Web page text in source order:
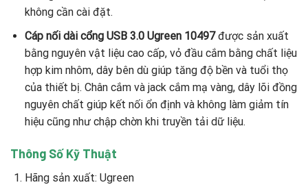
không cần cài đặt.
Cáp nối dài cổng USB 3.0 Ugreen 10497được sản xuất
bằng nguyên vật liệu cao cấp, vỏ đầu cắm bằng chất liệu
hợp kim nhôm, dây bên dù giúp tăng độ bền và tuổi thọ
của thiết bị. Chân cắm và jack cắm mạ vàng, dây lõi đồng
nguyên chất giúp kết nối ổn định và không làm giảm tín
hiệu cũng như chập chờn khi truyền tải dữ liệu.
Thông Số Kỹ Thuật
Hãng sản xuất: Ugreen